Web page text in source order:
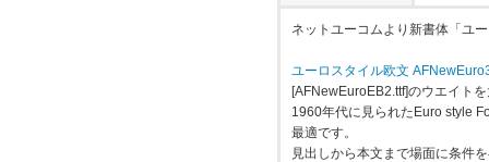
ネットユーコムより新書体「ユ
ユーロスタイル欧文
[AFNewEuroEB2.ttf]のウエイト
1960年代に見られたEuro style
最適です。
見出しから本文まで場面に条件